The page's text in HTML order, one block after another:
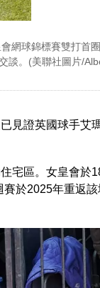
網球錦標賽雙打首
談。(美聯社圖片/
見證英國球手艾
宅區。女皇會於
賽於2025年重返該